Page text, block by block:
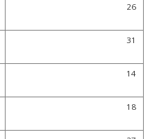
26
31
14
18